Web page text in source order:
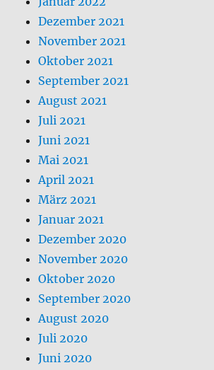
Dezember 2021
November 2021
Oktober 2021
September 2021
August 2021
Juli 2021
Juni 2021
Mai 2021
April 2021
März 2021
Januar 2021
Dezember 2020
November 2020
Oktober 2020
September 2020
August 2020
Juli 2020
Juni 2020